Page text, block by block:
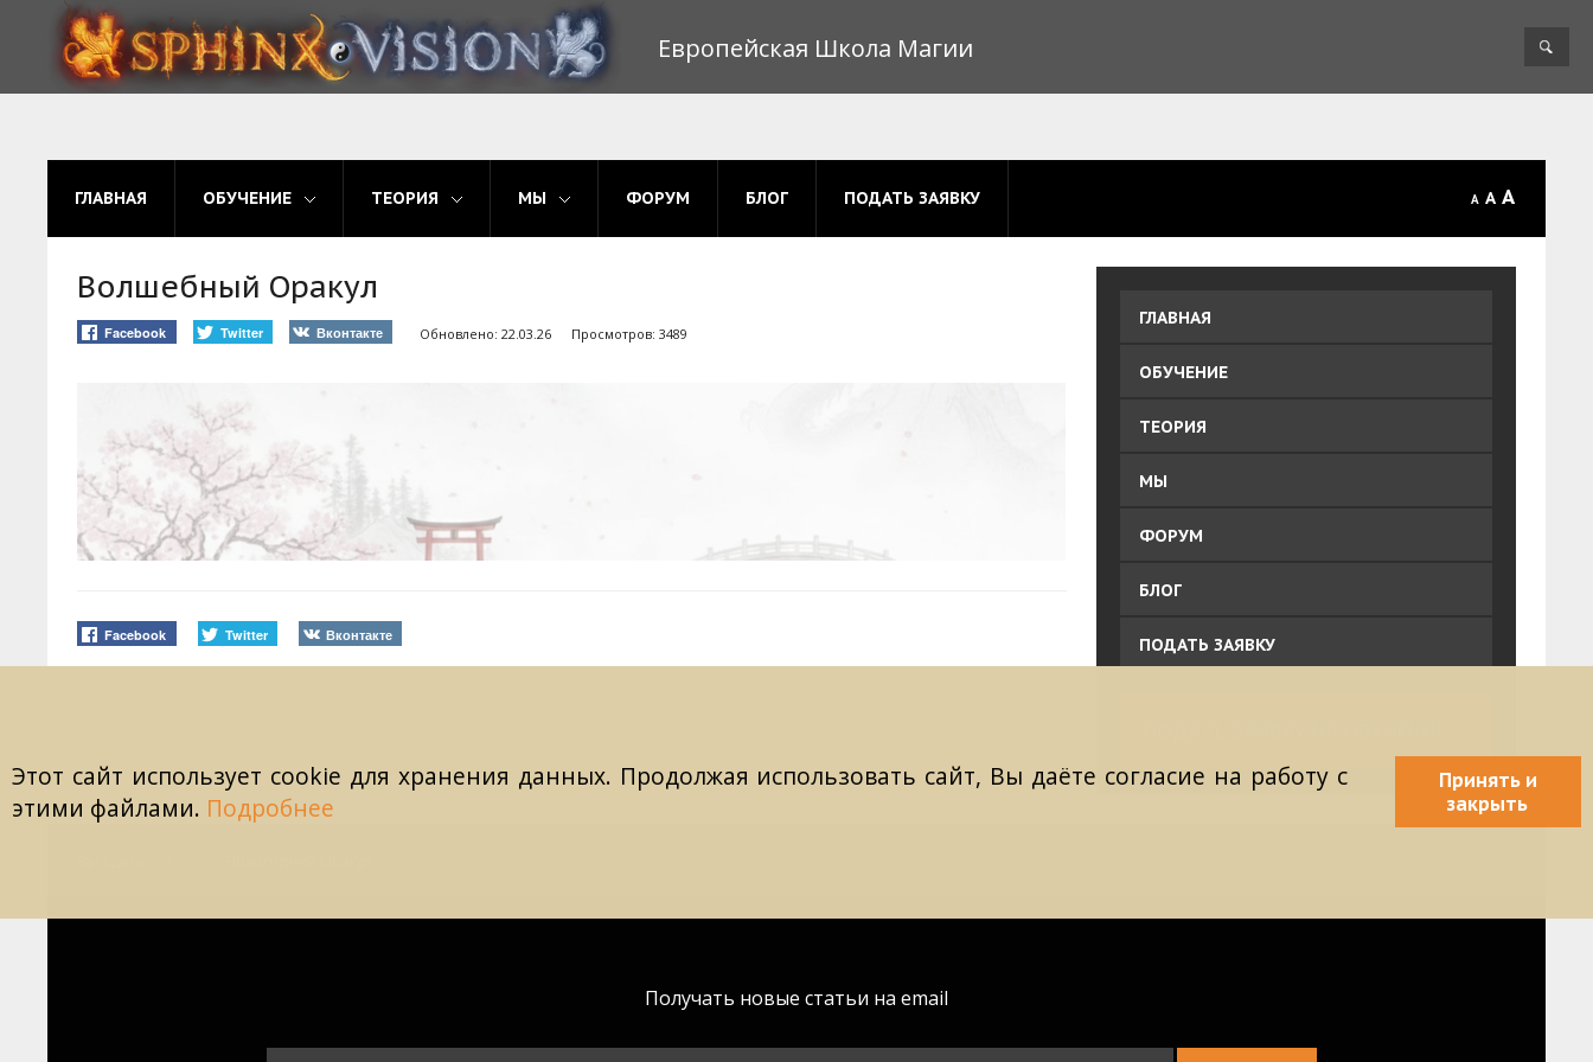
ФОРУМ
ПОДАТЬ ЗАЯВКУ
Европейская Школа Магии
ГЛАВНАЯ ОБУЧЕНИЕ ТЕОРИЯ МЫ ФОРУМ БЛОГ ПОДАТЬ ЗАЯВКУ A A A
Волшебный Оракул
Facebook Twitter Вконтакте Обновлено: 22.03.26 Просмотров: 3489
Facebook Twitter Вконтакте
ГЛАВНАЯ
ОБУЧЕНИЕ
ТЕОРИЯ
МЫ
ФОРУМ
БЛОГ
ПОДАТЬ ЗАЯВКУ
Получать новые статьи на email
Этот сайт использует cookie для хранения данных. Продолжая использовать сайт, Вы даёте согласие на работу с
этими файлами. Подробнее
Принять и
закрыть